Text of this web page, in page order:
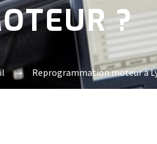
?
Reprogrammation moteur à